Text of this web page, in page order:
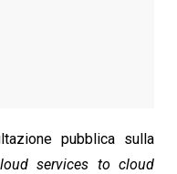
pubblica sulla
services to cloud